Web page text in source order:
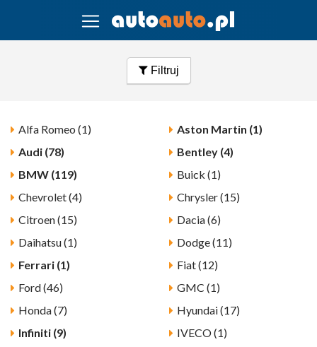
Filtruj
Alfa Romeo (1)
Aston Martin (1)
Audi (78)
Bentley (4)
BMW (119)
Buick (1)
Chevrolet (4)
Chrysler (15)
Citroen (15)
Dacia (6)
Daihatsu (1)
Dodge (11)
Ferrari (1)
Fiat (12)
Ford (46)
GMC (1)
Honda (7)
Hyundai (17)
Infiniti (9)
IVECO (1)